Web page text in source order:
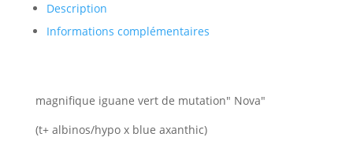
Description
Informations complémentaires
magnifique iguane vert de mutation" Nova"
(t+ albinos/hypo x blue axanthic)